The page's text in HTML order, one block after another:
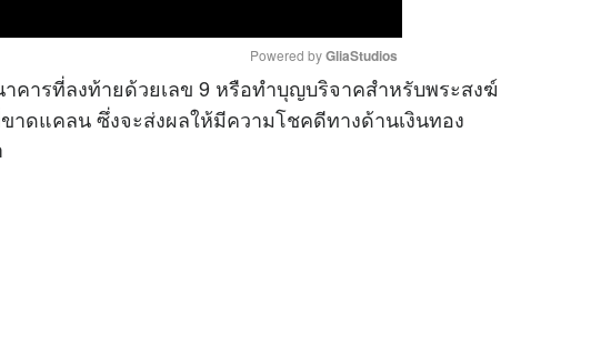
M
Powered by GliaStudios
าคารที่ลงท้ายด้วยเลข 9 หรือทำบุญบริจาคสำหรับพระสงฆ์
ดแคลน ซึ่งจะส่งผลให้มีความโชคดีทางด้านเงินทอง